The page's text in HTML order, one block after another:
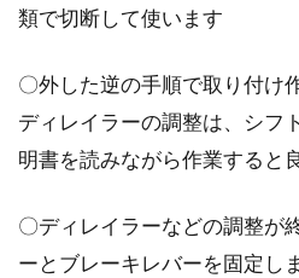
類で切断して使います
〇外した逆の手順で取り付け
ディレイラーの調整は、シフ
明書を読みながら作業すると
〇ディレイラーなどの調整が
ーとブレーキレバーを固定し